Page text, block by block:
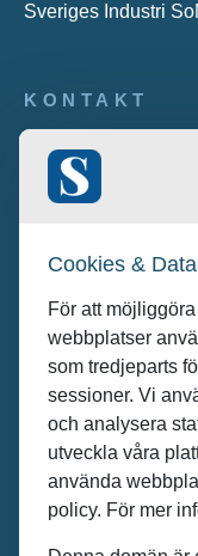
KONTAKT
Publicering:
Sveriges Industri
Cookies & Data
För att
webbplatser
som tredjeparts
sessioner. Vi
och analysera
utveckla våra
använda
policy. För mer